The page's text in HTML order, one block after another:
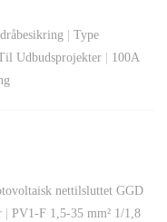
Type
Udbudsprojekter
100A
nettilsluttet GGD
PV1-F 1,5-35 mm² 1/1,8